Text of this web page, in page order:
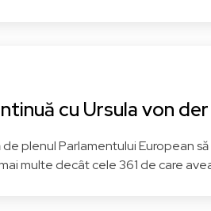
cu Ursula von
plenul Parlamentului European
multe decât cele 361 de care